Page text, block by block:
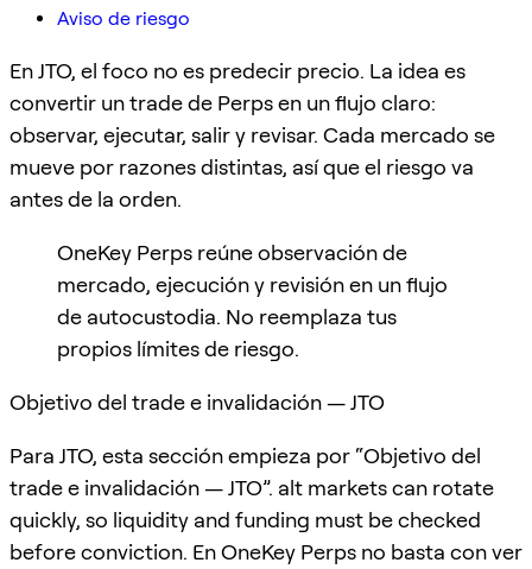
Aviso de riesgo
En JTO, el foco no es predecir precio. La idea es
convertir un trade de Perps en un flujo claro:
observar, ejecutar, salir y revisar. Cada mercado se
mueve por razones distintas, así que el riesgo va
antes de la orden.
OneKey Perps reúne observación de
mercado, ejecución y revisión en un flujo
de autocustodia. No reemplaza tus
propios límites de riesgo.
Objetivo del trade e invalidación — JTO
Para JTO, esta sección empieza por “Objetivo del
trade e invalidación — JTO”. alt markets can rotate
quickly, so liquidity and funding must be checked
before conviction. En OneKey Perps no basta con ver